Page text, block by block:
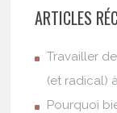
ARTICLES
Travailler
(et radical)
Pourquoi